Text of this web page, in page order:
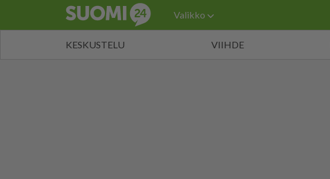
Valikko
KESKUSTELU VIIHDE